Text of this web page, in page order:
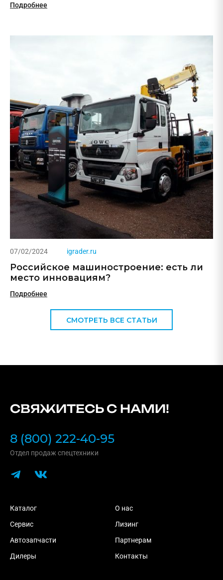
Подробнее
07/02/2024 igrader.ru
Российское машиностроение: есть ли
место инновациям?
Подробнее
СМОТРЕТЬ ВСЕ СТАТЬИ
СВЯЖИТЕСЬ С НАМИ!
8 (800) 222-40-95
Отдел продаж спецтехники
Каталог
Сервис
Автозапчасти
Дилеры
О нас
Лизинг
Партнерам
Контакты